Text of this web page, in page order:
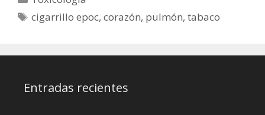
Etiquetas
cigarrillo epoc,corazón, pulmón,tabaco
Entradas recientes